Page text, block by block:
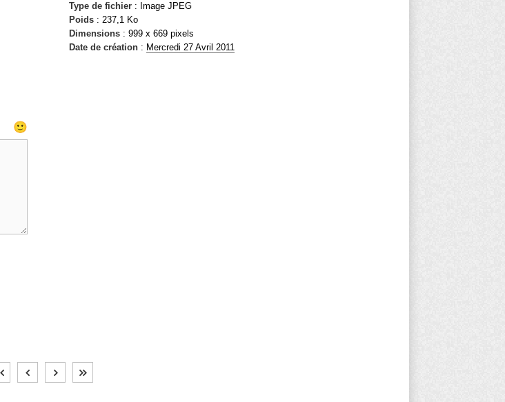
Type de fichier : Image JPEG
Poids : 237,1 Ko
Dimensions : 999 x 669 pixels
Date de création : Mercredi 27 Avril 2011
🙂